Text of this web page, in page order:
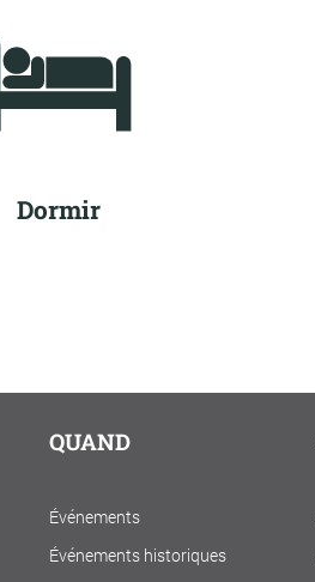
Dormir
QUAND
Événements
Événements historiques